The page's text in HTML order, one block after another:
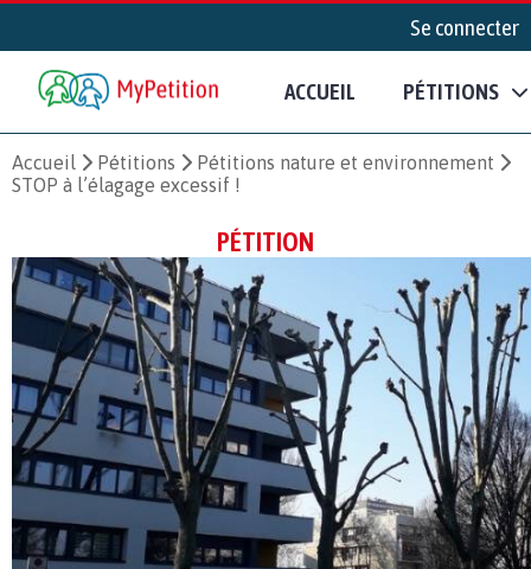
Se connecter
ACCUEIL PÉTITIONS
Accueil Pétitions
Pétitions nature et environnement
STOP à l’élagage excessif !
PÉTITION